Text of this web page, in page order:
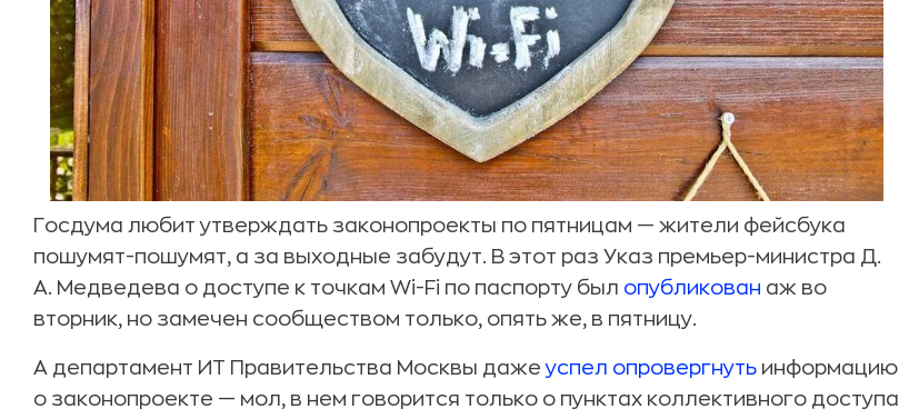
Госдума любит утверждать законопроекты по пятницам — жители фейсбука
пошумят-пошумят, а за выходные забудут. В этот раз Указ премьер-министра Д.
А. Медведева о доступе к точкам Wi-Fi по паспорту был опубликован аж во
вторник, но замечен сообществом только, опять же, в пятницу.
А департамент ИТ Правительства Москвы дажеуспел опровергнуть информацию
о законопроекте — мол, в нем говорится только о пунктах коллективного доступа